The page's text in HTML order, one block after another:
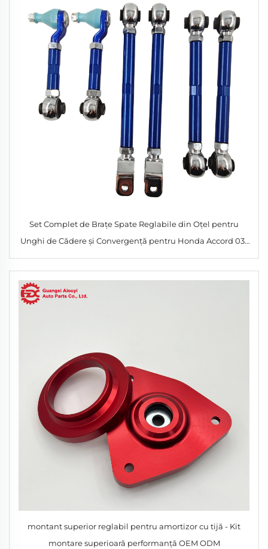
Set Complet de Brațe Spate Reglabile din Oțel pentru
Unghi de Cădere și Convergență pentru Honda Accord 03-
07 Acura TSX 04-08
montant superior reglabil pentru amortizor cu tijă - Kit
montare superioară performanță OEM ODM